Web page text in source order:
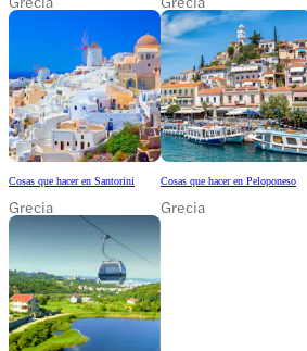
Cosas que hacer en Santorini
Grecia
Cosas que hacer en Peloponeso
Grecia